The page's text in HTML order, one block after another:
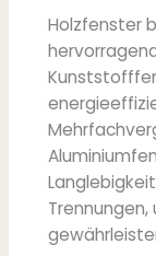
Holzfenster